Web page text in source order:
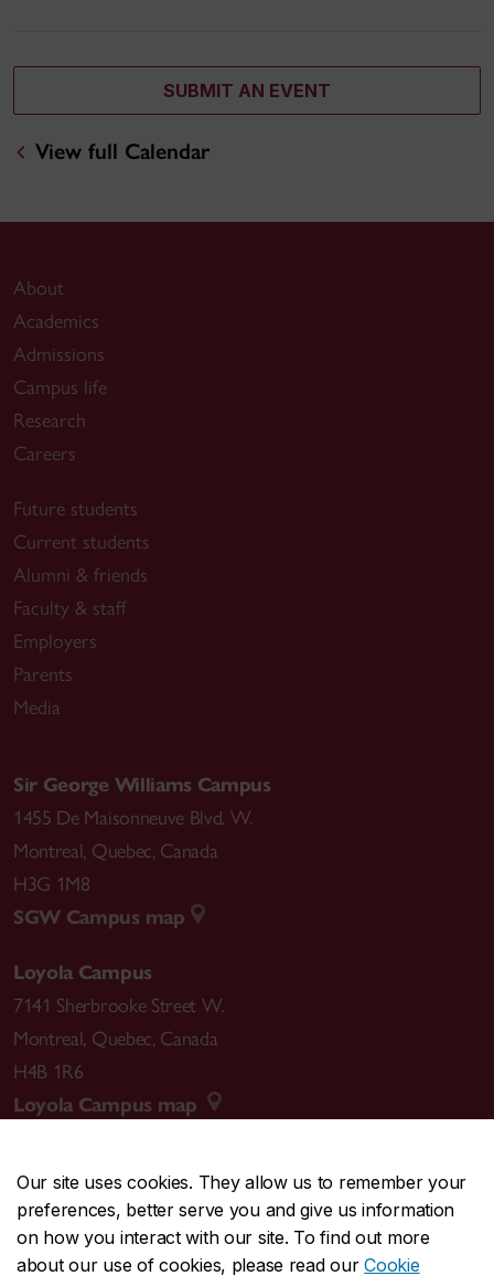
Our site uses cookies. They allow us to remember your
preferences, better serve you and give us information
on how you interact with our site. To find out more
about our use of cookies, please read ourCookie
SUBMIT AN EVENT
View full Calendar
About
Academics
Admissions
Campus life
Research
Careers
Future students
Current students
Alumni & friends
Faculty & staff
Employers
Parents
Media
Sir George Williams Campus
1455 De Maisonneuve Blvd. W.
Montreal, Quebec, Canada
H3G 1M8
SGW Campus map
Loyola Campus
7141 Sherbrooke Street W.
Montreal, Quebec, Canada
H4B 1R6
Loyola Campus map
CENTRAL514-848-2424
EMERGENCY514-848-3717